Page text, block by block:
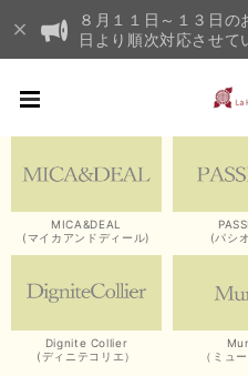
８月１１日～１３日の
日より順次対応させて
MICA&DEAL
(マイカアンドディール)
(パシ
Dignite Collier
(ディニテコリエ）
（ミュ